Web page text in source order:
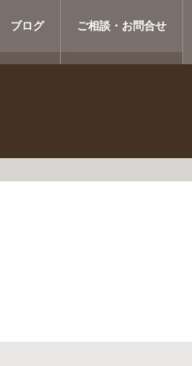
ブログ ご相談・お問合せ